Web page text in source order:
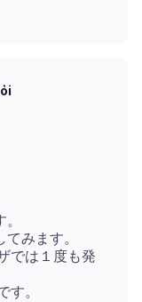
みます。
では１度も発
。